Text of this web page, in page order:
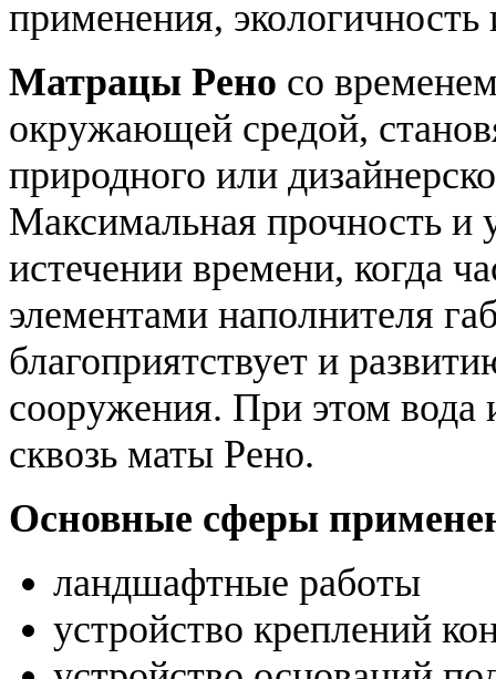
применения,
Матрацы Рено со
окружающей средой,
природного или
Максимальная прочность и
истечении времени, когда
элементами наполнителя
благоприятствует и
сооружения. При этом вода
сквозь маты Рено.
Основные сферы
ландшафтные работы
устройство креплений